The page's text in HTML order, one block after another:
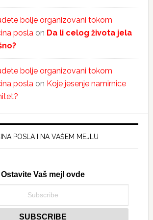
bolje organizovani tokom
posla on Da li celog života jela
bolje organizovani tokom
posla on Koje jesenje namirnice
POSLA I NA VAŠEM MEJLU
Ostavite Vaš mejl ovde